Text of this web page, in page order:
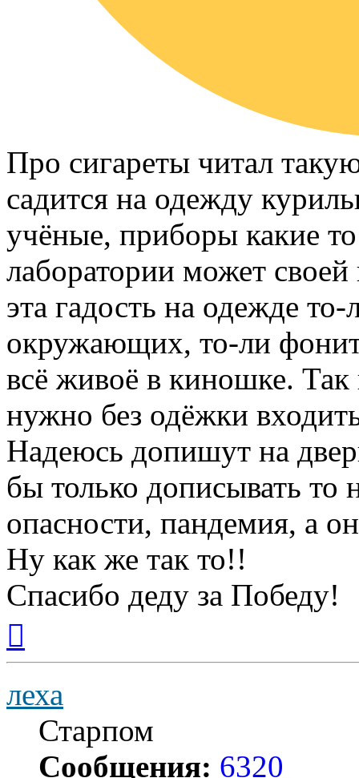
Про сигареты читал
садится на одежду
учёные, приборы какие
лаборатории может
эта гадость на одежде
окружающих, то-ли
всё живоё в киношке. Так
нужно без одёжки
Надеюсь допишут на
бы только дописывать то
опасности, пандемия, а
Ну как же так то!!
Спасибо деду за Победу!
началу
леха
Старпом
Сообщения: 6320